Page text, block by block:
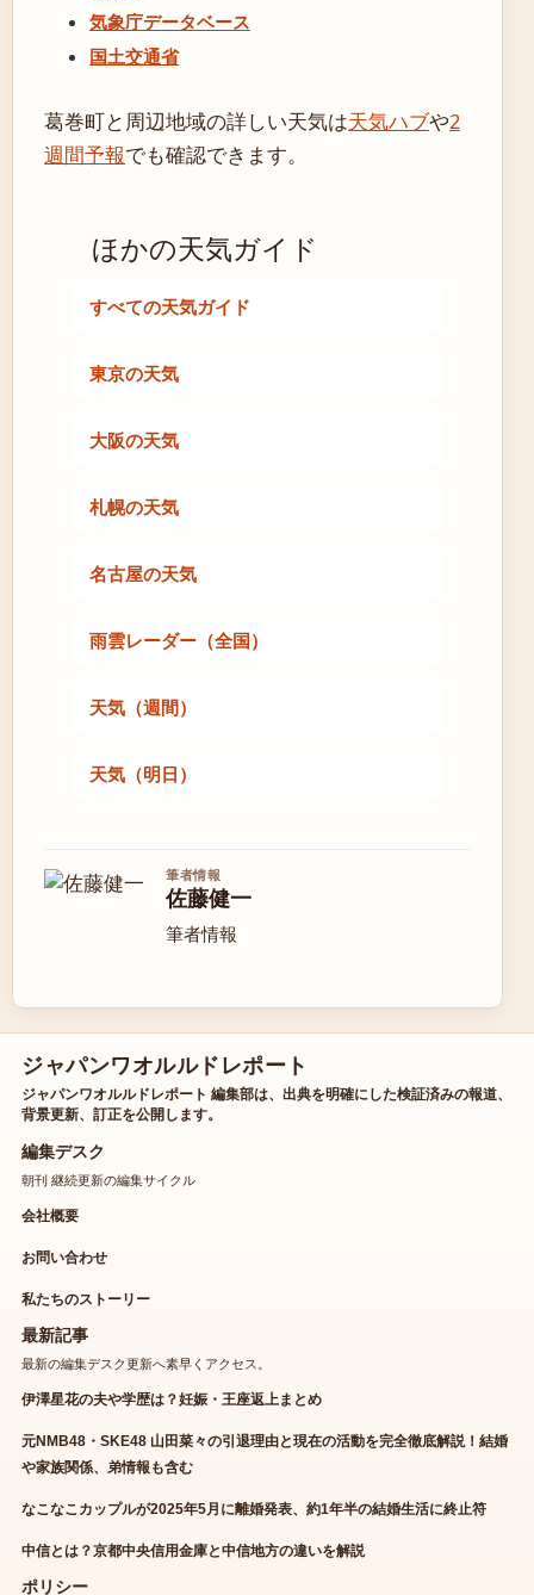
気象庁データベース
国土交通省
葛巻町と周辺地域の詳しい天気は天気ハブや2
週間予報でも確認できます。
ほかの天気ガイド
すべての天気ガイド
東京の天気
大阪の天気
札幌の天気
名古屋の天気
雨雲レーダー（全国）
天気（週間）
天気（明日）
筆者情報
佐藤健一
筆者情報
ジャパンワオルルドレポート
ジャパンワオルルドレポート 編集部は、出典を明確にした検証済みの報道、
背景更新、訂正を公開します。
編集デスク
朝刊 継続更新の編集サイクル
会社概要
お問い合わせ
私たちのストーリー
最新記事
最新の編集デスク更新へ素早くアクセス。
伊澤星花の夫や学歴は？妊娠・王座返上まとめ
元NMB48・SKE48 山田菜々の引退理由と現在の活動を完全徹底解説！結婚
や家族関係、弟情報も含む
なこなこカップルが2025年5月に離婚発表、約1年半の結婚生活に終止符
中信とは？京都中央信用金庫と中信地方の違いを解説
ポリシー